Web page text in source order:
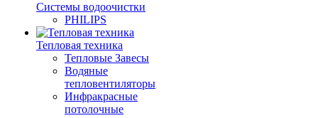
Системы водоочистки
PHILIPS
Тепловая техника
Тепловые Завесы
Водяные
тепловентиляторы
Инфракрасные
потолочные